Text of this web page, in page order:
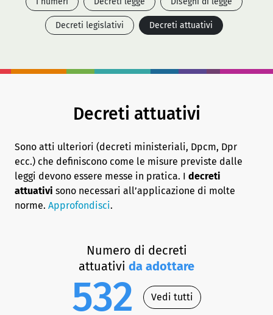
Decreti legislativi Decreti attuativi
Decreti attuativi
Sono atti ulteriori (decreti ministeriali, Dpcm, Dpr
ecc.) che definiscono come le misure previste dalle
leggi devono essere messe in pratica. I decreti
attuativi sono necessari all’applicazione di molte
norme. Approfondisci.
Numero di decreti
attuativi da adottare
532 Vedi tutti